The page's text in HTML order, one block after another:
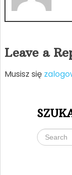
Leave a
Musisz się